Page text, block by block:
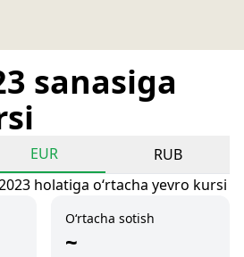
sanasiga
EUR
RUB
holatiga oʻrtacha yevro kursi
O‘rtacha sotish
~